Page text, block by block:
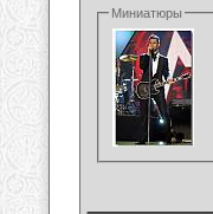
Миниатюры